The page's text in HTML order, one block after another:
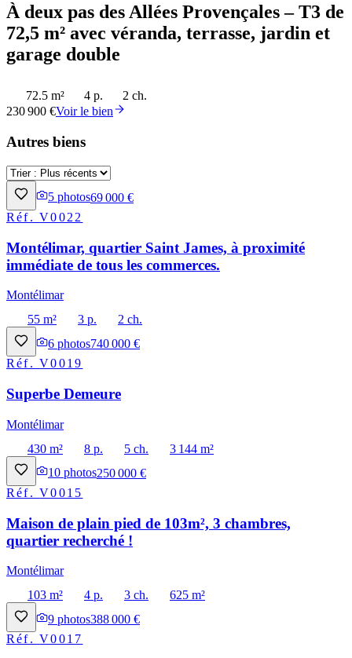
À deux pas des Allées Provençales – T3 de
72,5 m² avec véranda, terrasse, jardin et
garage double
72.5 m² 4 p.
2 ch.
230 900 €Voir le bien
Autres biens
5 photos69 000 €
Réf.V0022
Montélimar, quartier Saint James, à proximité
immédiate de tous les commerces.
Montélimar
55 m²
3 p.
2 ch.
6 photos740 000 €
Réf.V0019
Superbe Demeure
Montélimar
430 m²
8 p. 5 ch.
3 144 m²
10 photos250 000 €
Réf.V0015
Maison de plain pied de 103m², 3 chambres,
quartier recherché !
Montélimar
103 m²
4 p. 3 ch.
625 m²
9 photos388 000 €
Réf.V0017